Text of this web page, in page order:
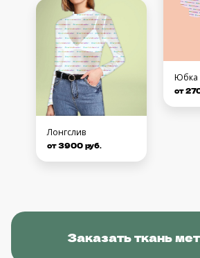
Лонгслив
от 3900 руб.
Юбка
от
Заказать ткань